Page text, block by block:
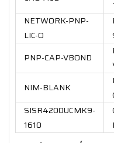
NETWORK-PNP-
LIC-O
PNP-CAP-VBOND
NIM-BLANK
SISR4200UCMK9-
1610